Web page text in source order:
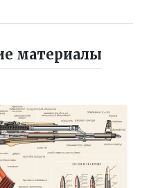
материалы